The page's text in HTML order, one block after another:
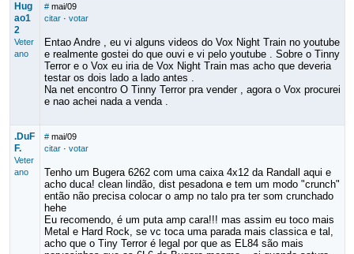
Hug
ao1
2
Veter
ano
# mai/09
citar· votar
Entao Andre , eu vi alguns videos do Vox Night Train no youtube
e realmente gostei do que ouvi e vi pelo youtube . Sobre o Tinny
Terror e o Vox eu iria de Vox Night Train mas acho que deveria
testar os dois lado a lado antes .
Na net encontro O Tinny Terror pra vender , agora o Vox procurei
e nao achei nada a venda .
.DuF
F.
Veter
ano
# mai/09
citar· votar
Tenho um Bugera 6262 com uma caixa 4x12 da Randall aqui e
acho duca! clean lindão, dist pesadona e tem um modo "crunch"
então não precisa colocar o amp no talo pra ter som crunchado
hehe
Eu recomendo, é um puta amp cara!!! mas assim eu toco mais
Metal e Hard Rock, se vc toca uma parada mais classica e tal,
acho que o Tiny Terror é legal por que as EL84 são mais